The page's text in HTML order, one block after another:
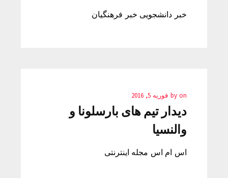
خبر دانشجویی خبر فرهنگیان
by on فوریه 5, 2016
دیدار تیم های بارسلونا و
والنسیا‎
اس ام اس مجله اینترنتی